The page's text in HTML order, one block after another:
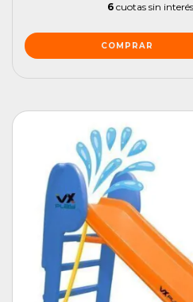
6 cuotas sin